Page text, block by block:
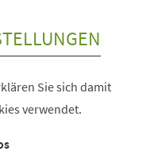
Sie sich damit
verwendet.